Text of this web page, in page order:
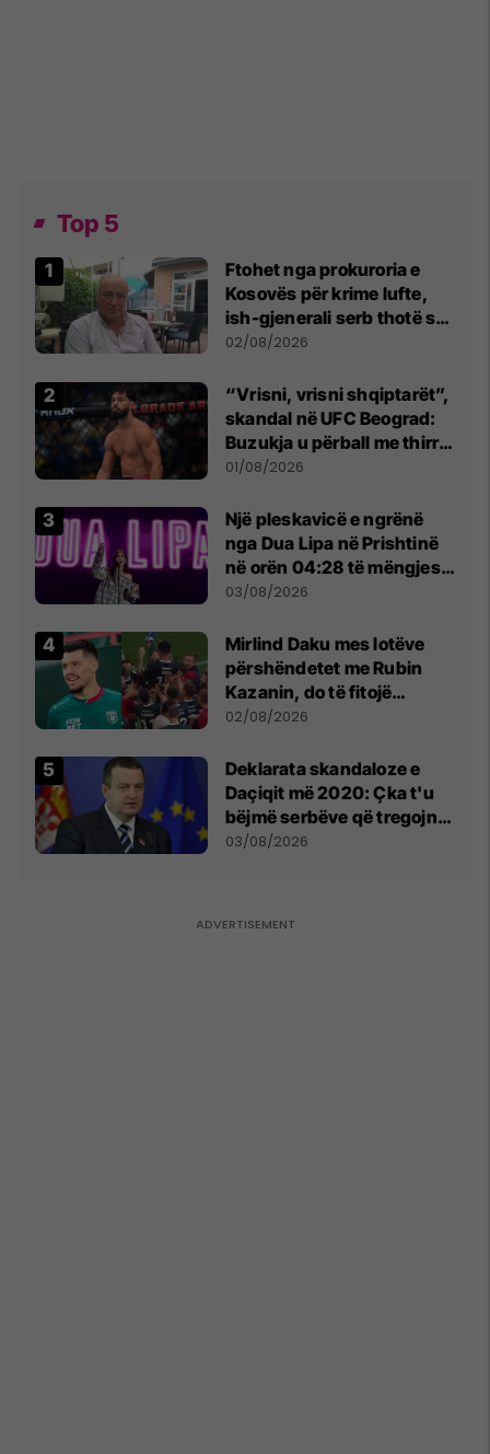
Top 5
Ftohet nga prokuroria e
Kosovës për krime lufte,
ish-gjenerali serb thotë se
dikush e tradhtoi në
02/08/2026
“Vrisni, vrisni shqiptarët”,
skandal në UFC Beograd:
Buzukja u përball me thirrje
anti-shqiptare nga
01/08/2026
Një pleskavicë e ngrënë
nga Dua Lipa në Prishtinë
në orën 04:28 të mëngjesit
- dhe bota digjitale serbe
03/08/2026
Mirlind Daku mes lotëve
përshëndetet me Rubin
Kazanin, do të fitojë
miliona te Spartak Moska
02/08/2026
​Deklarata skandaloze e
Daçiqit më 2020: Çka t'u
bëjmë serbëve që tregojnë
ku janë varrosur shqiptarët
03/08/2026